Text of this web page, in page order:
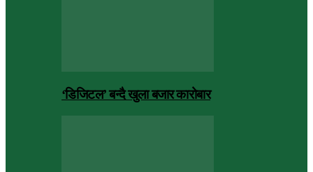
‘डिजिटल’ बन्दै खुला बजार कारोबार